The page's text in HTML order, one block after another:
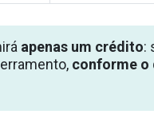
apenas um crédito:
conforme o